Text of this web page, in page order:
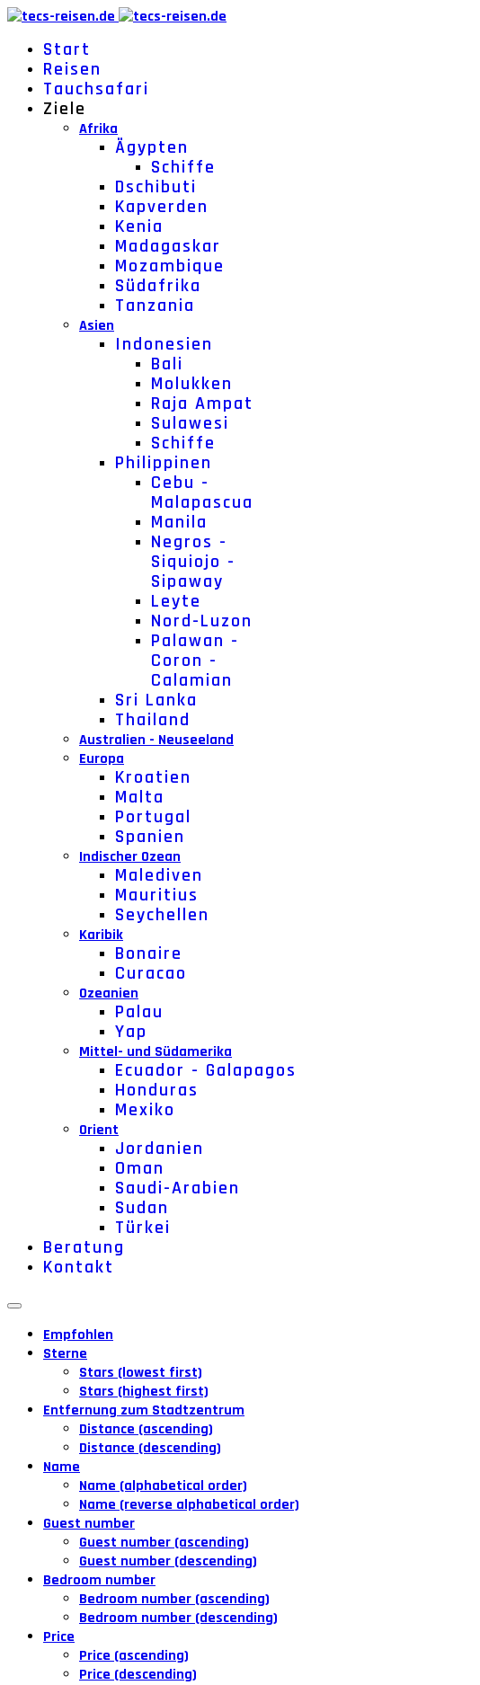
Start
Reisen
Tauchsafari
Ziele
Afrika
Ägypten
Schiffe
Dschibuti
Kapverden
Kenia
Madagaskar
Mozambique
Südafrika
Tanzania
Asien
Indonesien
Bali
Molukken
Raja Ampat
Sulawesi
Schiffe
Philippinen
Cebu -
Malapascua
Manila
Negros -
Siquiojo -
Sipaway
Leyte
Nord-Luzon
Palawan -
Coron -
Calamian
Sri Lanka
Thailand
Australien - Neuseeland
Europa
Kroatien
Malta
Portugal
Spanien
Indischer Ozean
Malediven
Mauritius
Seychellen
Karibik
Bonaire
Curacao
Ozeanien
Palau
Yap
Mittel- und Südamerika
Ecuador - Galapagos
Honduras
Mexiko
Orient
Jordanien
Oman
Saudi-Arabien
Sudan
Türkei
Beratung
Kontakt
Empfohlen
Sterne
Stars (lowest first)
Stars (highest first)
Entfernung zum Stadtzentrum
Distance (ascending)
Distance (descending)
Name
Name (alphabetical order)
Name (reverse alphabetical order)
Guest number
Guest number (ascending)
Guest number (descending)
Bedroom number
Bedroom number (ascending)
Bedroom number (descending)
Price
Price (ascending)
Price (descending)